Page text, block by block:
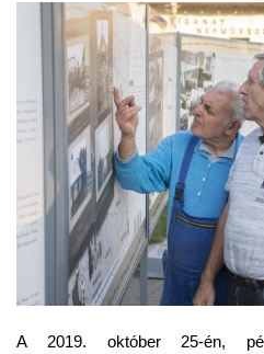
A 2019. október 25-én,